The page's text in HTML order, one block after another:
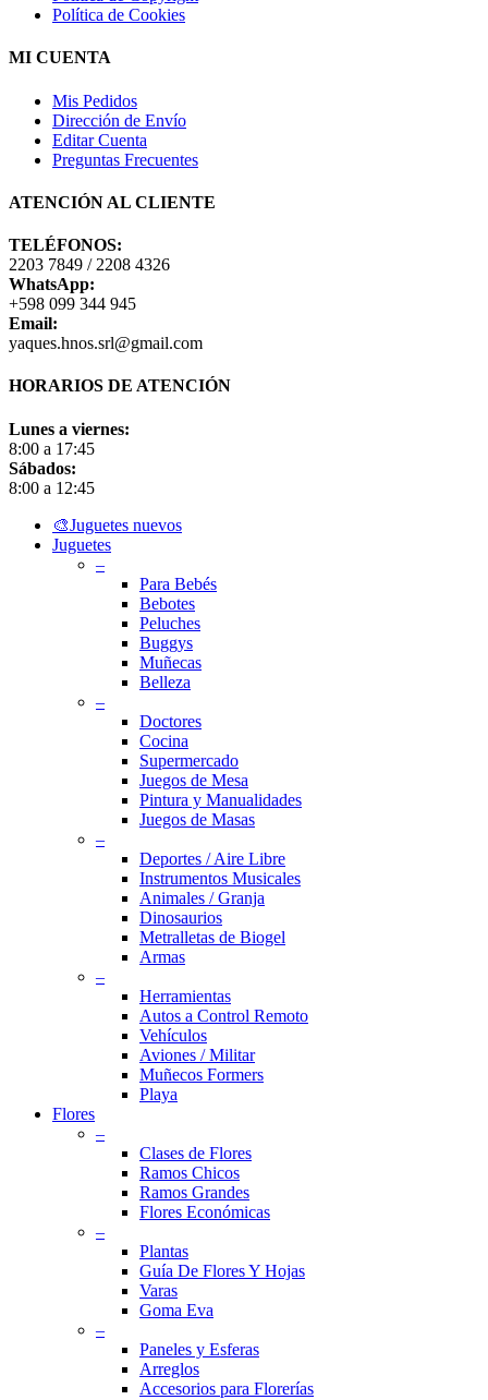
Política de Cookies
MI CUENTA
Mis Pedidos
Dirección de Envío
Editar Cuenta
Preguntas Frecuentes
ATENCIÓN AL CLIENTE
TELÉFONOS:
2203 7849 / 2208 4326
WhatsApp:
+598 099 344 945
Email:
yaques.hnos.srl@gmail.com
HORARIOS DE ATENCIÓN
Lunes a viernes:
8:00 a 17:45
Sábados:
8:00 a 12:45
Close
Menu
🎨Juguetes nuevos
Juguetes
–
Para Bebés
Bebotes
Peluches
Buggys
Muñecas
Belleza
–
Doctores
Cocina
Supermercado
Juegos de Mesa
Pintura y Manualidades
Juegos de Masas
–
Deportes / Aire Libre
Instrumentos Musicales
Animales / Granja
Dinosaurios
Metralletas de Biogel
Armas
–
Herramientas
Autos a Control Remoto
Vehículos
Aviones / Militar
Muñecos Formers
Playa
Flores
–
Clases de Flores
Ramos Chicos
Ramos Grandes
Flores Económicas
–
Plantas
Guía De Flores Y Hojas
Varas
Goma Eva
–
Paneles y Esferas
Arreglos
Accesorios para Florerías